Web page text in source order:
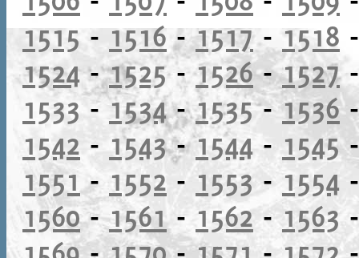
1515- 1516-1517- 1518
1524-1525-1526-1527
1533-1534-1535-1536
1542 - 1543-1544 - 1545
1551 - 1552 - 1553 - 1554
1560-1561- 1562-1563